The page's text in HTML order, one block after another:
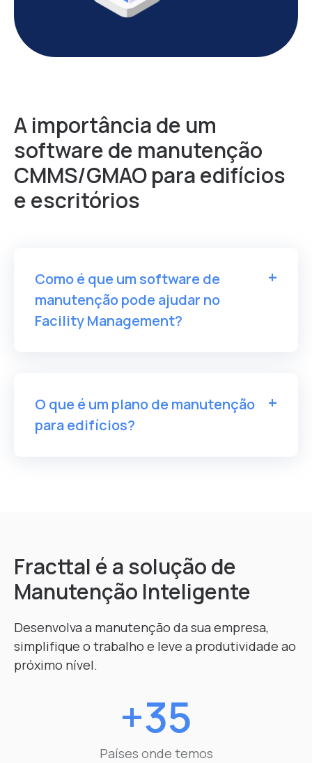
A importância de um
software de manutenção
CMMS/GMAO para edifícios
e escritórios
Como é que um software de
manutenção pode ajudar no
Facility Management?
O que é um plano de manutenção
para edifícios?
Fracttal é a solução de
Manutenção Inteligente
Desenvolva a manutenção da sua empresa,
simplifique o trabalho e leve a produtividade ao
próximo nível.
+35
Países onde temos